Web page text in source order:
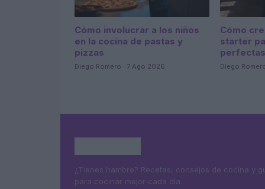
Cómo involucrar a los niños
en la cocina de pastas y
pizzas
Diego Romero · 7 Ago 2026
Cómo
starter
perfectas
Diego
¿Tienes hambre? Recetas, consejos de cocina y
para cocinar mejor cada día.